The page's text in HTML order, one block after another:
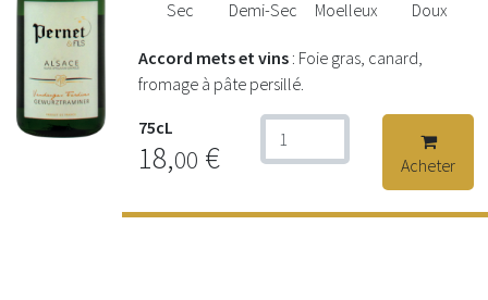
Sec Demi-Sec Moelleux Doux
Accord mets et vins : Foie gras, canard,
fromage à pâte persillé.
75cL
18,00 € Acheter